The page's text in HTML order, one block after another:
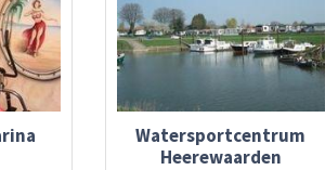
Watersportcentrum
Heerewaarden